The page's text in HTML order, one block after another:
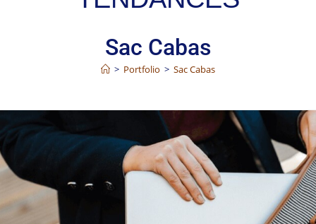
Sac Cabas
> Portfolio > Sac Cabas